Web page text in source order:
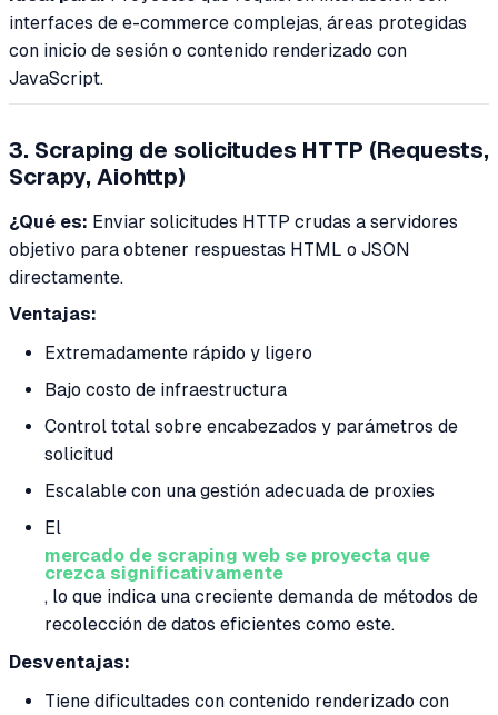
interfaces de e-commerce complejas, áreas protegidas
con inicio de sesión o contenido renderizado con
JavaScript.
3. Scraping de solicitudes HTTP (Requests,
Scrapy, Aiohttp)
¿Qué es: Enviar solicitudes HTTP crudas a servidores
objetivo para obtener respuestas HTML o JSON
directamente.
Ventajas:
Extremadamente rápido y ligero
Bajo costo de infraestructura
Control total sobre encabezados y parámetros de
solicitud
Escalable con una gestión adecuada de proxies
El
mercado de scraping web se proyecta que
crezca significativamente
, lo que indica una creciente demanda de métodos de
recolección de datos eficientes como este.
Desventajas:
Tiene dificultades con contenido renderizado con